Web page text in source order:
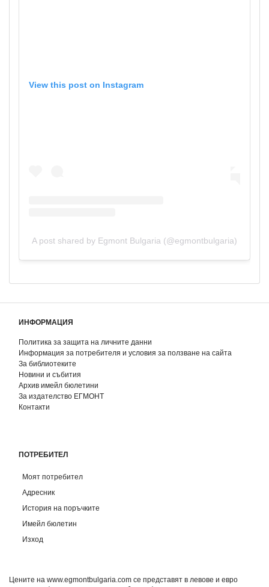
View this post on Instagram
A post shared by Egmont Bulgaria (@egmontbulgaria)
ИНФОРМАЦИЯ
Политика за защита на личните данни
Информация за потребителя и условия за ползване на сайта
За библиотеките
Новини и събития
Архив имейл бюлетини
За издателство ЕГМОНТ
Контакти
ПОТРЕБИТЕЛ
Моят потребител
Адресник
История на поръчките
Имейл бюлетин
Изход
Цените на www.egmontbulgaria.com се представят в левове и евро